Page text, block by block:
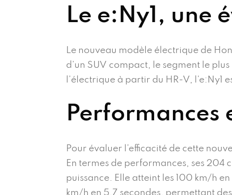
Le e:Ny1, une
Le nouveau modèle électrique de
d’un SUV compact, le segment le
l’électrique à partir du HR-V,
Performances
Pour évaluer l’efficacité de cette
En termes de performances, ses 204
puissance. Elle atteint les 100 km/h
km/h en 5,7 secondes, permettant